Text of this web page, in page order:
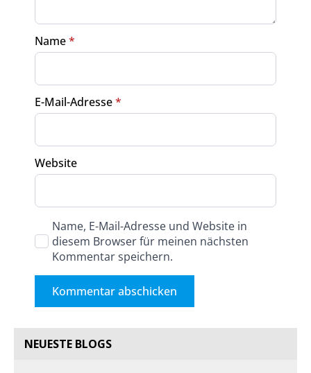
Name*
E-Mail-Adresse*
Website
Name, E-Mail-Adresse und Website in
diesem Browser für meinen nächsten
Kommentar speichern.
NEUESTE BLOGS